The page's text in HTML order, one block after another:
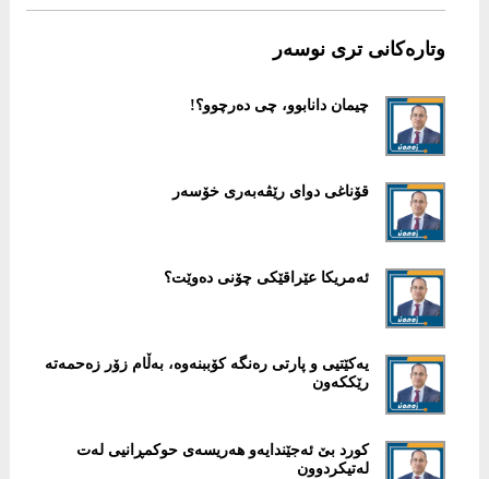
وتارەکانی تری نوسەر
چیمان دانابوو، چی دەرچوو؟!
قۆناغی دوای رێڤەبەری خۆسەر
ئەمریکا عێراقێکی چۆنی دەوێت؟
یەكێتیی و پارتی رەنگە كۆببنەوە، بەڵام زۆر زەحمەتە
رێككەون
كورد بێ‌ ئەجێندایەو هەریسەی حوكمڕانیی لەت
لەتیكردوون